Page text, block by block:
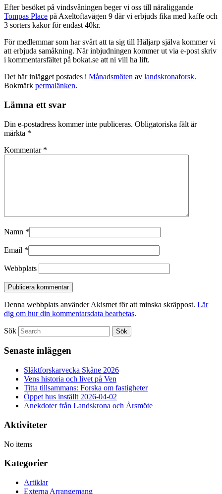
Efter besöket på vindsvåningen beger vi oss till näraliggande
Tompas Place på Axeltoftavägen 9 där vi erbjuds fika med kaffe och
3 sorters kakor för endast 40kr.
För medlemmar som har svårt att ta sig till Häljarp själva kommer vi
att erbjuda samåkning. När inbjudningen kommer ut via e-post skriv
i kommentarsfältet på bokat.se att ni vill ha lift.
Det här inlägget postades i Månadsmöten av landskronaforsk.
Bokmärk permalänken.
Lämna ett svar
Din e-postadress kommer inte publiceras. Obligatoriska fält är
märkta *
Kommentar *
Namn *
Email *
Webbplats
Denna webbplats använder Akismet för att minska skräppost. Lär
dig om hur din kommentarsdata bearbetas.
Sök
Senaste inläggen
Släktforskarvecka Skåne 2026
Vens historia och livet på Ven
Titta tillsammans: Forska om fastigheter
Öppet hus inställt 2026-04-02
Anekdoter från Landskrona och Årsmöte
Aktiviteter
No items
Kategorier
Artiklar
Externa Arrangemang